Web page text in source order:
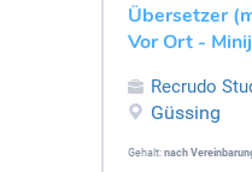
Übersetzer
Vor Ort -
Recrudo
Güssing
Gehalt: nach